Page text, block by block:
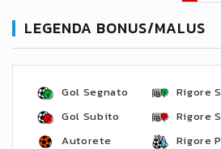
LEGENDA BONUS/MALUS
Gol Segnato
Gol Subito
Autorete
Rigore
Rigore
Rigore